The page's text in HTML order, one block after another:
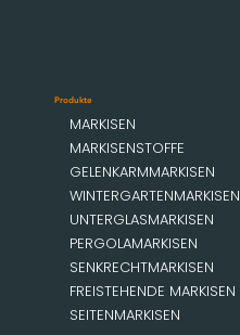
Produkte
MARKISEN
MARKISENSTOFFE
GELENKARMMARKISEN
WINTERGARTENMARKISEN
UNTERGLASMARKISEN
PERGOLAMARKISEN
SENKRECHTMARKISEN
FREISTEHENDE MARKISEN
SEITENMARKISEN